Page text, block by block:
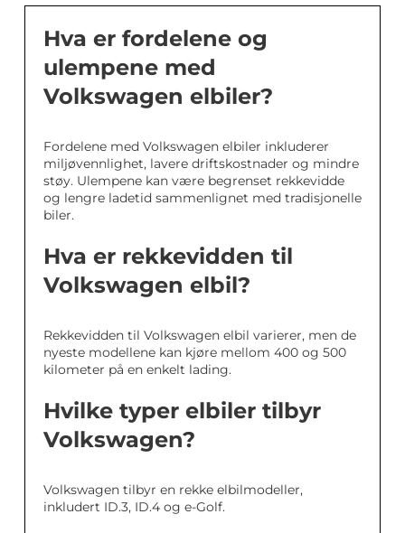
Hva er fordelene og
ulempene med
Volkswagen elbiler?
Fordelene med Volkswagen elbiler inkluderer
miljøvennlighet, lavere driftskostnader og mindre
støy. Ulempene kan være begrenset rekkevidde
og lengre ladetid sammenlignet med tradisjonelle
biler.
Hva er rekkevidden til
Volkswagen elbil?
Rekkevidden til Volkswagen elbil varierer, men de
nyeste modellene kan kjøre mellom 400 og 500
kilometer på en enkelt lading.
Hvilke typer elbiler tilbyr
Volkswagen?
Volkswagen tilbyr en rekke elbilmodeller,
inkludert ID.3, ID.4 og e-Golf.